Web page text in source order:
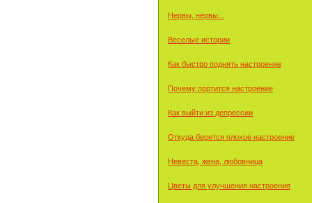
Нервы, нервы...
Веселые истории
Как быстро поднять настроение
Почему портится настроение
Как выйти из депрессии
Откуда берется плохое настроение
Невеста, жена, любовница
Цветы для улучшения настроения